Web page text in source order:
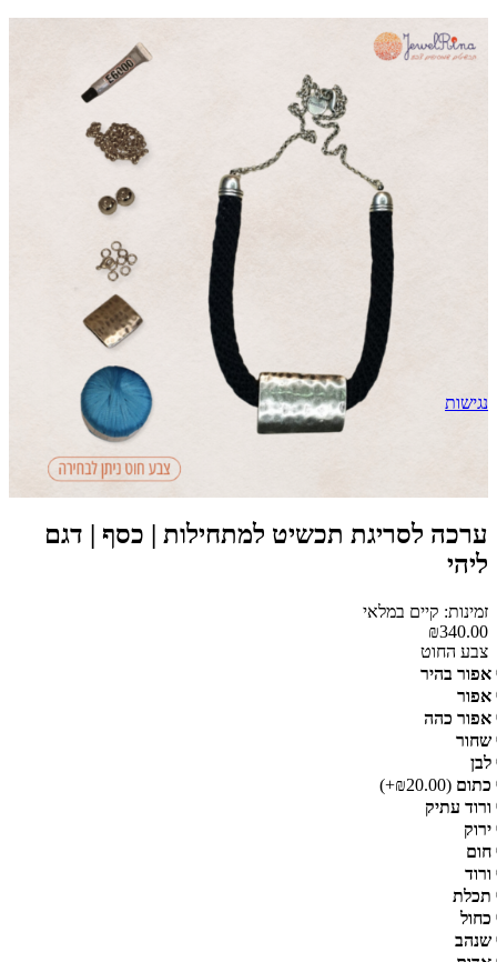
ערכה לסריגת תכשיט למתחילות | כסף | דגם
ליהי
זמינות: קיים במלאי
₪340.00
צבע החוט
אפור בהיר
אפור
אפור כהה
שחור
לבן
כתום (₪20.00+)
ורוד עתיק
ירוק
חום
ורוד
תכלת
כחול
שנהב
נגישות